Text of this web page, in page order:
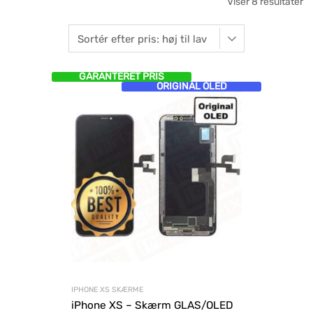
GARANTERET PRIS
ORIGINAL OLED
IPHONE XS SKÆRME
iPhone XS – Skærm GLAS/OLED